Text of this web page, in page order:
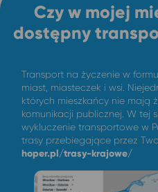
Czy w mojej
dostępny
Transport na życzenie w
miast, miasteczek i wsi.
których mieszkańcy nie mają
komunikacji publicznej. W tej
wykluczenie transportowe w
trasy przebiegające przez
hoper.pl/trasy-krajowe/